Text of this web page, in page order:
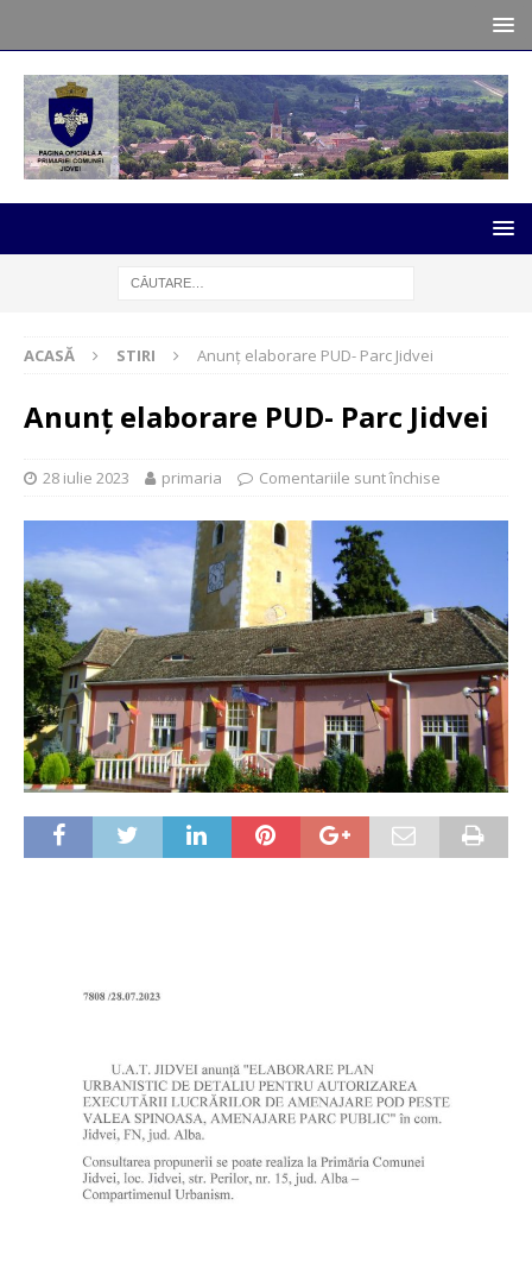
ACASĂ STIRI Anunț elaborare PUD- Parc Jidvei
Anunț elaborare PUD- Parc Jidvei
28 iulie 2023 primaria Comentariile sunt închise